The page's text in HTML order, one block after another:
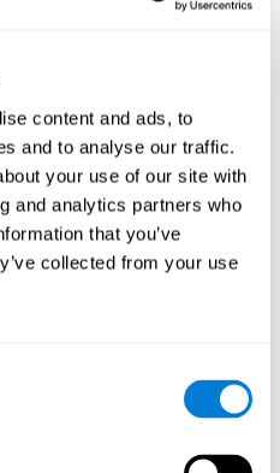
content and ads, to
and to analyse our traffic.
your use of our site with
and analytics partners who
that you’ve
collected from your use
dispositif médical par la Food
fournir un diagnostic, pour
maladie. Nous ne sommes pas
fiabilité, de l'accessibilité, de
des données que vous
En cas de doute, veuillez
car CogniFit ne fournit
remplacer votre bon
même. Conformément à sa